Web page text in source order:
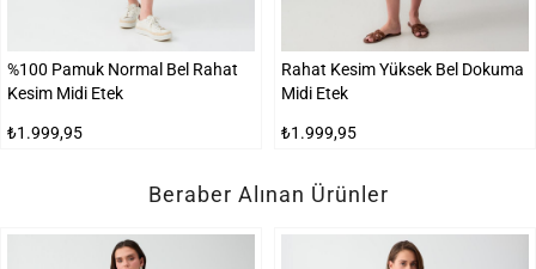
%100 Pamuk Normal Bel Rahat
Kesim Midi Etek
₺1.999,95
Rahat Kesim Yüksek Bel Dokuma
Midi Etek
₺1.999,95
Beraber Alınan Ürünler